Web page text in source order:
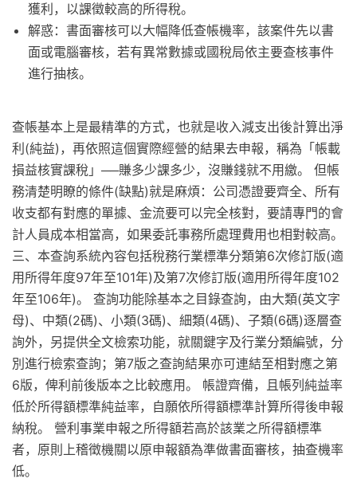
獲利，以課徵較高的所得稅。
解惑：書面審核可以大幅降低查帳機率，該案件先以書
面或電腦審核，若有異常數據或國稅局依主要查核事件
進行抽核。
查帳基本上是最精準的方式，也就是收入減支出後計算出淨
利(純益)，再依照這個實際經營的結果去申報，稱為「帳載
損益核實課稅」──賺多少課多少，沒賺錢就不用繳。 但帳
務清楚明瞭的條件(缺點)就是麻煩：公司憑證要齊全、所有
收支都有對應的單據、金流要可以完全核對，要請專門的會
計人員成本相當高，如果委託事務所處理費用也相對較高。
三、本查詢系統內容包括稅務行業標準分類第6次修訂版(適
用所得年度97年至101年)及第7次修訂版(適用所得年度102
年至106年)。 查詢功能除基本之目錄查詢，由大類(英文字
母)、中類(2碼)、小類(3碼)、細類(4碼)、子類(6碼)逐層查
詢外，另提供全文檢索功能，就關鍵字及行業分類編號，分
別進行檢索查詢；第7版之查詢結果亦可連結至相對應之第
6版，俾利前後版本之比較應用。 帳證齊備，且帳列純益率
低於所得額標準純益率，自願依所得額標準計算所得後申報
納稅。 營利事業申報之所得額若高於該業之所得額標準
者，原則上稽徵機關以原申報額為準做書面審核，抽查機率
低。